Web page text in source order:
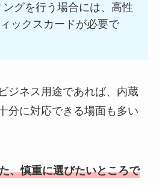
ングを行う場合には、高性
ックスカードが必要で
ジネス用途であれば、内蔵
分に対応できる場面も多い
、慎重に選びたいところで